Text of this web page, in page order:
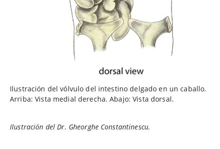
Ilustración del vólvulo del intestino delgado en un caballo.
Arriba: Vista medial derecha. Abajo: Vista dorsal.
Ilustración del Dr. Gheorghe Constantinescu.